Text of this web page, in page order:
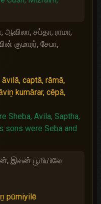
ஆவிலா, சப்தா, ராமா,
குமாரர், சேபா,
captā, rāmā,
kumārar, cēpā,
Sheba, Avila, Saptha,
sons were Seba and
இவன் பூமியிலே
pūmiyilē